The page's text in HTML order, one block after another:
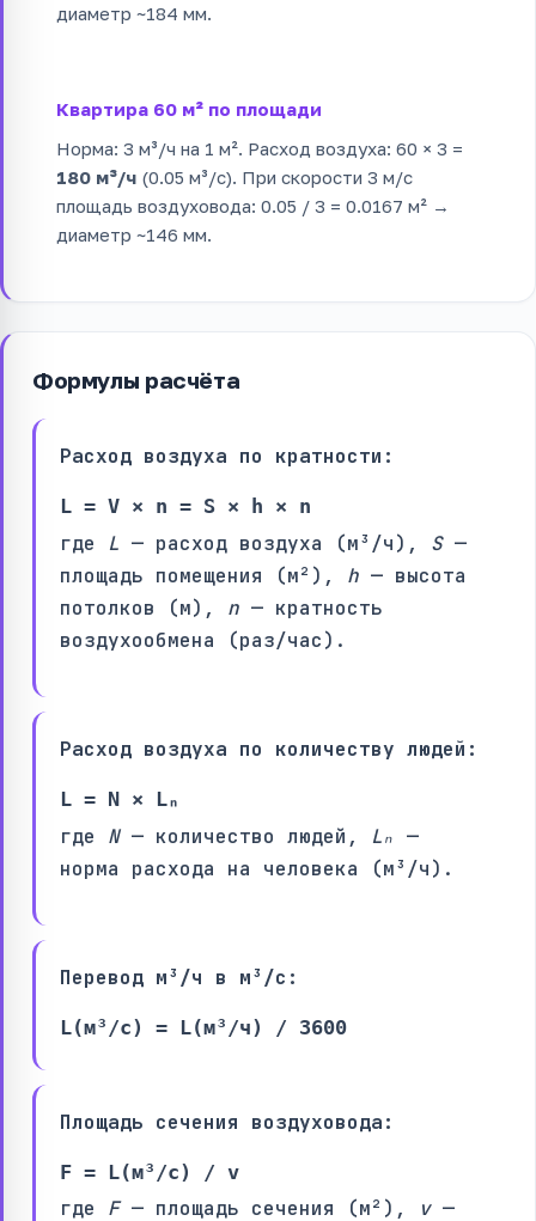
диаметр ~184 мм.
Квартира 60 м² по площади
Норма: 3 м³/ч на 1 м². Расход воздуха: 60 × 3 =
180 м³/ч (0.05 м³/с). При скорости 3 м/с
площадь воздуховода: 0.05 / 3 = 0.0167 м² →
диаметр ~146 мм.
Формулы расчёта
Расход воздуха по кратности:
L = V × n = S × h × n
где L — расход воздуха (м³/ч), S—
площадь помещения (м²), h — высота
потолков (м), n — кратность
воздухообмена (раз/час).
Расход воздуха по количеству людей:
L = N × Lₙ
где N— количество людей, Lₙ —
норма расхода на человека (м³/ч).
Перевод м³/ч в м³/с:
L(м³/с) = L(м³/ч) / 3600
Площадь сечения воздуховода:
F = L(м³/с) / v
где F— площадь сечения (м²), v—